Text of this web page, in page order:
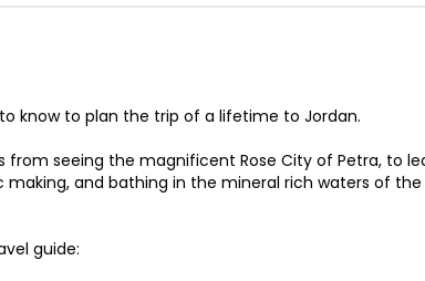
know to plan the trip of a lifetime to Jordan.
seeing the magnificent Rose City of Petra, to
and bathing in the mineral rich waters of the
guide: